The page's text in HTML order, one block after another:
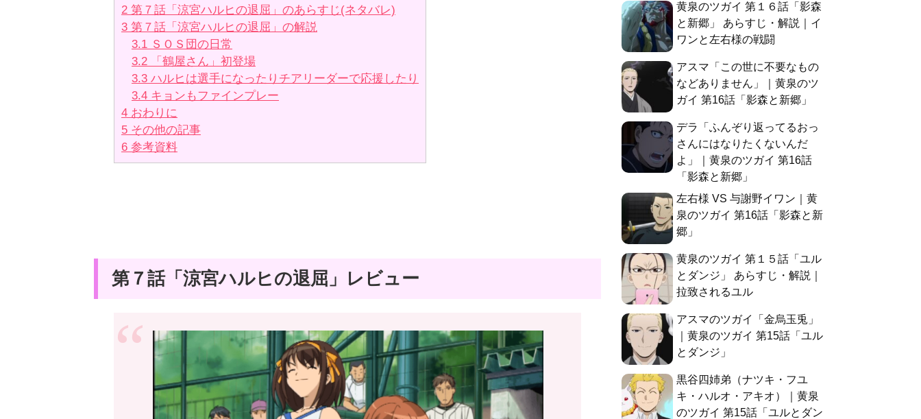
2 第７話「涼宮ハルヒの退屈」のあらすじ(ネタバレ)
3 第７話「涼宮ハルヒの退屈」の解説
3.1 ＳＯＳ団の日常
3.2 「鶴屋さん」初登場
3.3 ハルヒは選手になったりチアリーダーで応援したり
3.4 キョンもファインプレー
4 おわりに
5 その他の記事
6 参考資料
第７話「涼宮ハルヒの退屈」レビュー
黄泉のツガイ 第１６話「影森
と新郷」 あらすじ・解説｜イ
ワンと左右様の戦闘
アスマ「この世に不要なもの
などありません」｜黄泉のツ
ガイ 第16話「影森と新郷」
デラ「ふんぞり返ってるおっ
さんにはなりたくないんだ
よ」｜黄泉のツガイ 第16話
「影森と新郷」
左右様 VS 与謝野イワン｜黄
泉のツガイ 第16話「影森と新
郷」
黄泉のツガイ 第１５話「ユル
とダンジ」 あらすじ・解説｜
拉致されるユル
アスマのツガイ「金烏玉兎」
｜黄泉のツガイ 第15話「ユル
とダンジ」
黒谷四姉弟（ナツキ・フユ
キ・ハルオ・アキオ）｜黄泉
のツガイ 第15話「ユルとダン